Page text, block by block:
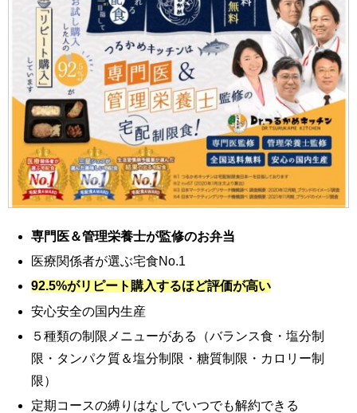
専門医＆管理栄養士が監修のお弁当
医療関係者が選ぶ宅食No.1
92.5%がリピート購入するほど評価が高い
安心安全の国内生産
５種類の制限メニューがある（バランス食・塩分制
限・タンパク質＆塩分制限・糖質制限・カロリー制
限）
定期コースの縛りはなしでいつでも解約できる